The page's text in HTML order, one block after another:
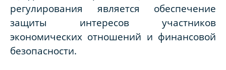
регулирования является обеспечение
защиты интересов участников
экономических отношений и финансовой
безопасности.